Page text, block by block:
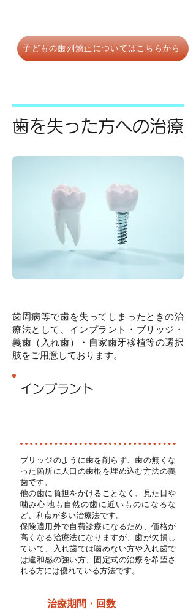
子どもの歯列矯正についてはこちらから
歯を失った方への治療
歯周病等で歯を失ってしまったときの治
療法として、インプラント・ブリッジ・
義歯（入れ歯）・自家歯牙移植等の選択
肢をご用意しております。
インプラント
ブリッジのように歯を削らず、歯の無くな
った箇所に人口の歯根を埋め込む方法の義
歯です。
他の歯に負担をかけることなく、見た目や
噛み心地も自然の歯に近いものになるな
ど、利点が多い治療法です。
保険適用外で自費診療になるため、価格が
高くなる治療法になりますが、歯が欠損し
ていて、入れ歯では噛めない方や入れ歯で
は違和感の強い方、固定式の治療を希望さ
れる方には優れている方法です。
治療期間・回数